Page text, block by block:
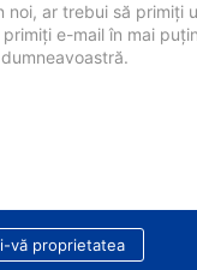
noi, ar trebui să
e-mail în mai
vă proprietatea